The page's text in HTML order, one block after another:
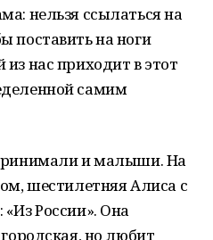
нельзя ссылаться на
поставить на ноги
нас приходит в этот
самим
и малыши. На
шестилетняя Алиса с
России». Она
но любит